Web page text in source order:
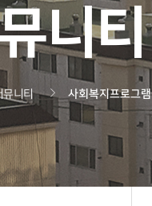
니티
뮤니티 사회복지프로그램